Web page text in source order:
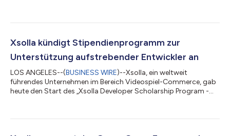
Develop:Brighton 2026 statt. Die Veranstaltung soll
Investoren und Branchenexperten zusammenbringen und bietet
einen Abend voller wertvoller Kontakte und umse...
Xsolla kündigt Stipendienprogramm zur
Unterstützung aufstrebender Entwickler an
LOS ANGELES--(BUSINESS WIRE)--Xsolla, ein weltweit
führendes Unternehmen im Bereich Videospiel-Commerce, gab
heute den Start des „Xsolla Developer Scholarship Program -
Spieleentwickler, die finanzielle Hürden überwinden müssen, um